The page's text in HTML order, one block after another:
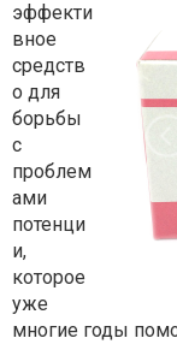
эффекти
вное
средств
о для
борьбы
с
проблем
ами
потенци
и,
которое
уже
многие годы